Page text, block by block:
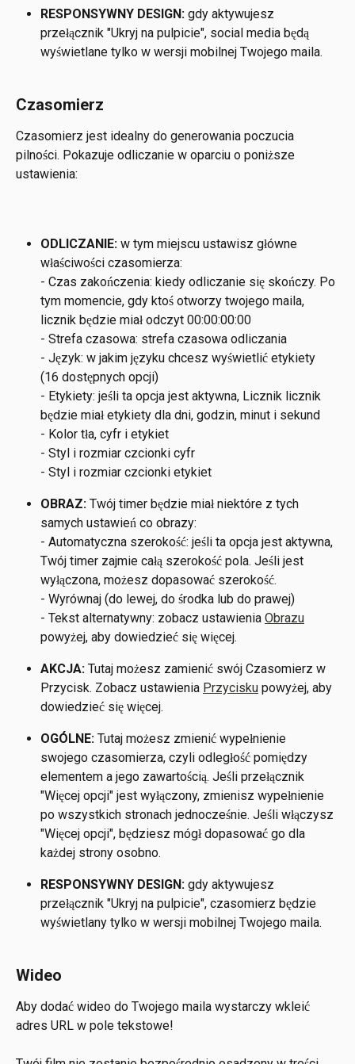
RESPONSYWNY DESIGN: gdy aktywujesz
przełącznik "Ukryj na pulpicie", social media będą
wyświetlane tylko w wersji mobilnej Twojego maila.
Czasomierz
Czasomierz jest idealny do generowania poczucia
pilności. Pokazuje odliczanie w oparciu o poniższe
ustawienia:
ODLICZANIE: w tym miejscu ustawisz główne
właściwości czasomierza:
- Czas zakończenia: kiedy odliczanie się skończy. Po
tym momencie, gdy ktoś otworzy twojego maila,
licznik będzie miał odczyt 00:00:00:00
- Strefa czasowa: strefa czasowa odliczania
- Język: w jakim języku chcesz wyświetlić etykiety
(16 dostępnych opcji)
- Etykiety: jeśli ta opcja jest aktywna, Licznik licznik
będzie miał etykiety dla dni, godzin, minut i sekund
- Kolor tła, cyfr i etykiet
- Styl i rozmiar czcionki cyfr
- Styl i rozmiar czcionki etykiet
OBRAZ: Twój timer będzie miał niektóre z tych
samych ustawień co obrazy:
- Automatyczna szerokość: jeśli ta opcja jest aktywna,
Twój timer zajmie całą szerokość pola. Jeśli jest
wyłączona, możesz dopasować szerokość.
- Wyrównaj (do lewej, do środka lub do prawej)
- Tekst alternatywny: zobacz ustawienia Obrazu
powyżej, aby dowiedzieć się więcej.
AKCJA: Tutaj możesz zamienić swój Czasomierz w
Przycisk. Zobacz ustawienia Przycisku powyżej, aby
dowiedzieć się więcej.
OGÓLNE: Tutaj możesz zmienić wypełnienie
swojego czasomierza, czyli odległość pomiędzy
elementem a jego zawartością. Jeśli przełącznik
"Więcej opcji" jest wyłączony, zmienisz wypełnienie
po wszystkich stronach jednocześnie. Jeśli włączysz
"Więcej opcji", będziesz mógł dopasować go dla
każdej strony osobno.
RESPONSYWNY DESIGN: gdy aktywujesz
przełącznik "Ukryj na pulpicie", czasomierz będzie
wyświetlany tylko w wersji mobilnej Twojego maila.
Wideo
Aby dodać wideo do Twojego maila wystarczy wkleić
adres URL w pole tekstowe!